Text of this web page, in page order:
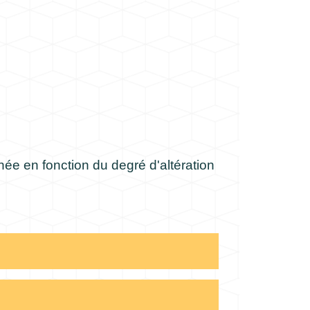
en fonction du degré d'altération